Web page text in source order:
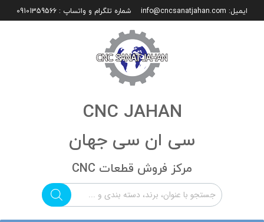
ایمیل: info@cncsanatjahan.com شماره تلگرام و واتساپ : 09101359566
CNC JAHAN
سی ان سی جهان
مرکز فروش قطعات CNC